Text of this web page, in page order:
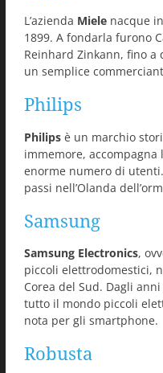
L’azienda Miele nacque
1899. A fondarla furono
Reinhard Zinkann, fino
un semplice
Philips
Philips è un marchio
immemore,
enorme numero di
passi nell’Olanda
Samsung
Samsung Electronics,
piccoli elettrodomestici,
Corea del Sud. Dagli
tutto il mondo piccoli
nota per gli smartphone.
Robusta